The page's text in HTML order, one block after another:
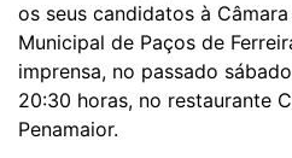
os seus candidatos à
Municipal de Paços de
imprensa, no passado
20:30 horas, no restaurante
Penamaior.